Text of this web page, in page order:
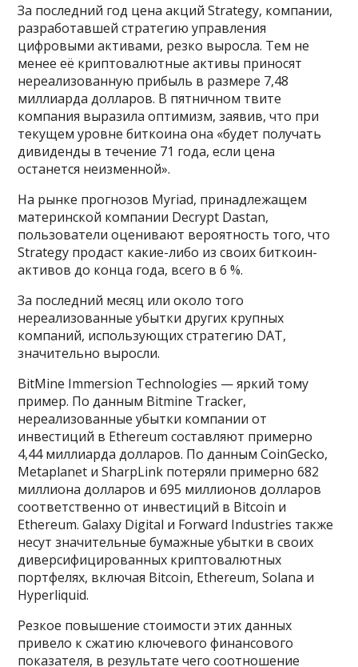
За последний год цена акций Strategy, компании,
разработавшей стратегию управления
цифровыми активами, резко выросла. Тем не
менее её криптовалютные активы приносят
нереализованную прибыль в размере 7,48
миллиарда долларов. В пятничном твите
компания выразила оптимизм, заявив, что при
текущем уровне биткоина она «будет получать
дивиденды в течение 71 года, если цена
останется неизменной».
На рынке прогнозов Myriad, принадлежащем
материнской компании Decrypt Dastan,
пользователи оценивают вероятность того, что
Strategy продаст какие-либо из своих биткоин-
активов до конца года, всего в 6 %.
За последний месяц или около того
нереализованные убытки других крупных
компаний, использующих стратегию DAT,
значительно выросли.
BitMine Immersion Technologies — яркий тому
пример. По данным Bitmine Tracker,
нереализованные убытки компании от
инвестиций в Ethereum составляют примерно
4,44 миллиарда долларов. По данным CoinGecko,
Metaplanet и SharpLink потеряли примерно 682
миллиона долларов и 695 миллионов долларов
соответственно от инвестиций в Bitcoin и
Ethereum. Galaxy Digital и Forward Industries также
несут значительные бумажные убытки в своих
диверсифицированных криптовалютных
портфелях, включая Bitcoin, Ethereum, Solana и
Hyperliquid.
Резкое повышение стоимости этих данных
привело к сжатию ключевого финансового
показателя, в результате чего соотношение